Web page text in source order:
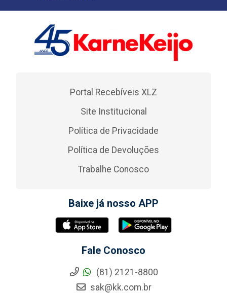
Portal Recebíveis XLZ
Site Institucional
Política de Privacidade
Política de Devoluções
Trabalhe Conosco
Baixe já nosso APP
Fale Conosco
(81) 2121-8800
sak@kk.com.br